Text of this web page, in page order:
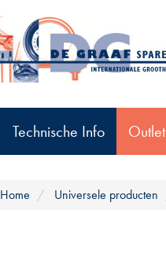
Technische Info Outlet
Home Universele producten